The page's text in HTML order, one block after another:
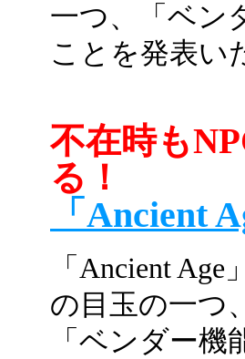
一つ、「ベン
ことを発表い
不在時も
る！
「Ancient
「Ancient
の目玉の一つ、
「ベンダー機